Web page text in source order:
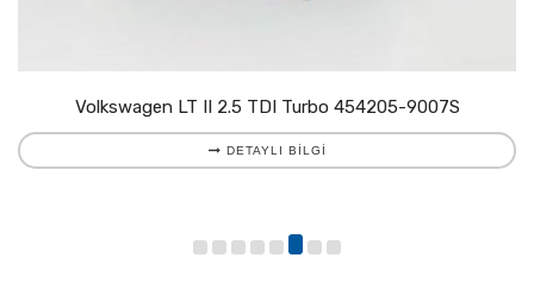
Volkswagen LT II 2.5 TDI Turbo 454205-9007S
DETAYLI BILGI